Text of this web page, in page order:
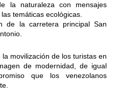
la naturaleza con mensajes
temáticas ecológicas.
de la carretera principal San
movilización de los turistas en
de modernidad, de igual
que los venezolanos